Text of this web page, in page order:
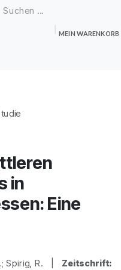
MEIN WARENKORB
in
Eine
Spirig, R. | Zeitschrift: